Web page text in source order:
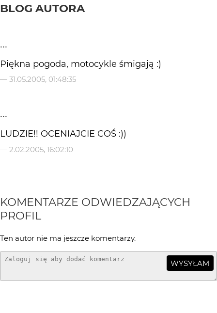
BLOG AUTORA
...
Piękna pogoda, motocykle śmigają :)
— 31.05.2005, 01:48:35
...
LUDZIE!! OCENIAJCIE COŚ :))
— 2.02.2005, 16:02:10
KOMENTARZE ODWIEDZAJĄCYCH
PROFIL
Ten autor nie ma jeszcze komentarzy.
WYSYŁAM